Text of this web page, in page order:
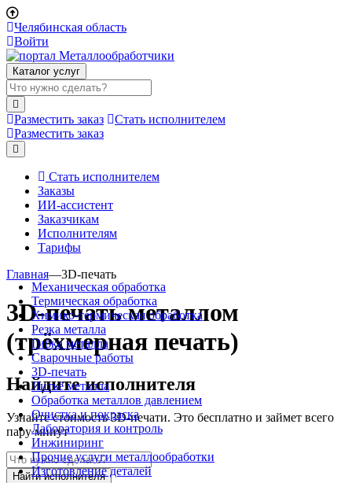
Челябинская область
Войти
Каталог услуг
Разместить заказ
Стать исполнителем
Разместить заказ
Стать исполнителем
Заказы
ИИ-ассистент
Заказчикам
Исполнителям
Тарифы
Механическая обработка
Термическая обработка
Химико-термическая обработка
Резка металла
Гибка металла
Сварочные работы
3D-печать
Литьё металла
Обработка металлов давлением
Очистка и покраска
Лаборатория и контроль
Инжиниринг
Прочие услуги металлообработки
Изготовление деталей
Главная—3D-печать
3D-печать металлом
(трёхмерная печать)
Найдите исполнителя
Узнайте стоимость 3D-печати. Это бесплатно и займет всего
пару минут
Найти исполнителя